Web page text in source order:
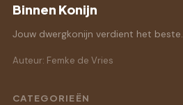
Binnen Konijn
Jouw dwergkonijn verdient het beste.
Auteur: Femke de Vries
CATEGORIEËN